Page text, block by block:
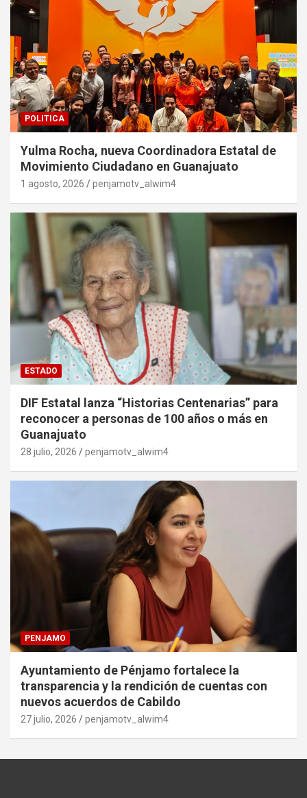
POLITICA
Yulma Rocha, nueva Coordinadora Estatal de
Movimiento Ciudadano en Guanajuato
1 agosto, 2026 penjamotv_alwim4
ESTADO
DIF Estatal lanza “Historias Centenarias” para
reconocer a personas de 100 años o más en
Guanajuato
28 julio, 2026 penjamotv_alwim4
PENJAMO
Ayuntamiento de Pénjamo fortalece la
transparencia y la rendición de cuentas con
nuevos acuerdos de Cabildo
27 julio, 2026 penjamotv_alwim4